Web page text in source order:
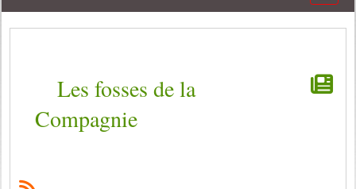
Les fosses de la
Compagnie